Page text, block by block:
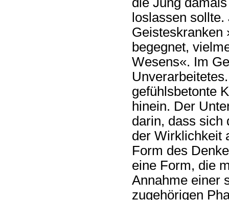
loslassen
Geisteskranken
begegnet,
Wesens«. Im
gefühlsbetonte
hinein. Der
darin, dass sich
der Wirklichkeit
Form des
eine Form, die
Annahme einer
zugehörigen